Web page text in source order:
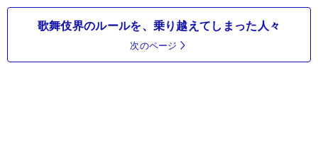
歌舞伎界のルールを、乗り越えてしまった人々
次のページ